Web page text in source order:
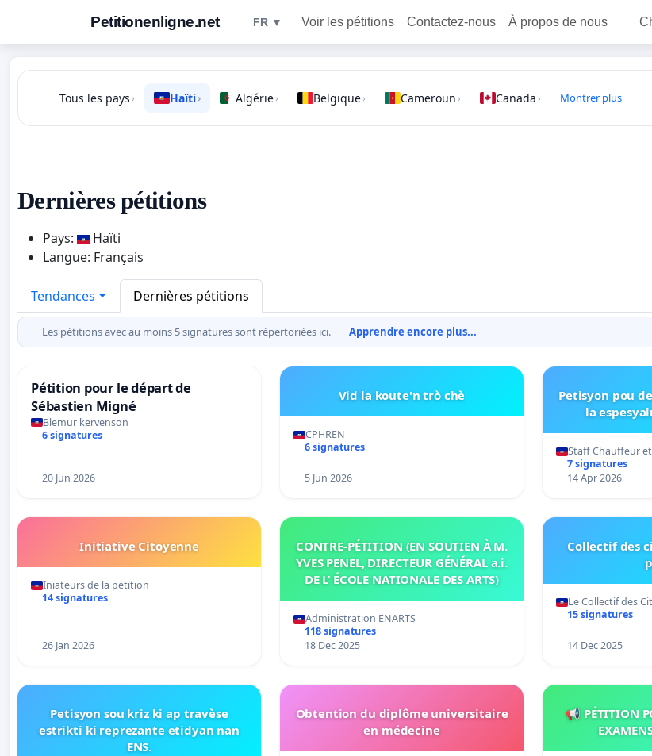
Petitionenligne.net FR ▼ Voir les pétitions Contactez-nous À propos de nous
Tous les pays › Haïti› Algérie› Belgique› Cameroun › Canada › Montrer plus
Dernières pétitions
Pays:
Haïti
Langue: Français
Tendances Dernières pétitions
Les pétitions avec au moins 5 signatures sont répertoriées ici. Apprendre encore plus...
Pétition pour le départ de
Sébastien Migné
Blemur kervenson
6 signatures
20 Jun 2026
Vid la koute'n trò chè
CPHREN
6 signatures
5 Jun 2026
Petisyon pou
la
Staff Chauffeur
7 signatures
14 Apr 2026
Initiative Citoyenne
Iniateurs de la pétition
14 signatures
26 Jan 2026
CONTRE-PÉTITION (EN SOUTIEN À M.
YVES PENEL, DIRECTEUR GÉNÉRAL a.i.
DE L’ ÉCOLE NATIONALE DES ARTS)
Administration ENARTS
118 signatures
18 Dec 2025
Collectif des
Le Collectif des
15 signatures
14 Dec 2025
Petisyon sou kriz ki ap travèse
estrikti ki reprezante etidyan nan
ENS.
Obtention du diplôme universitaire
en médecine
📢 PÉTITION